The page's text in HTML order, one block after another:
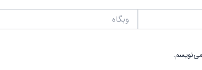
می‌نویسم.